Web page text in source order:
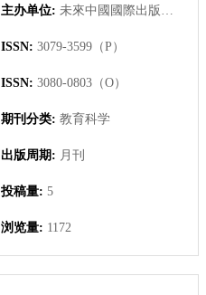
主办单位: 未來中國國際出版集團有限公司
ISSN: 3079-3599（P）
ISSN: 3080-0803（O）
期刊分类: 教育科学
出版周期: 月刊
投稿量: 5
浏览量: 1172